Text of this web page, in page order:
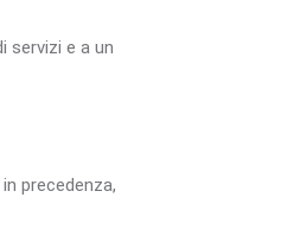
servizi e a un
precedenza,